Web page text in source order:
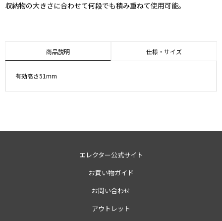
収納物の大きさに合わせて何段でも積み重ねて使用可能。
商品説明 仕様・サイズ
有効高さ51mm
エレクター公式サイト
お買い物ガイド
お問い合わせ
アウトレット